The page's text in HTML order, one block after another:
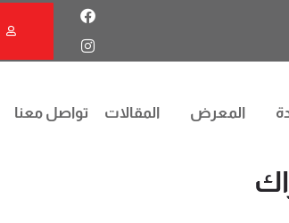
المعرض المقالات تواصل معنا